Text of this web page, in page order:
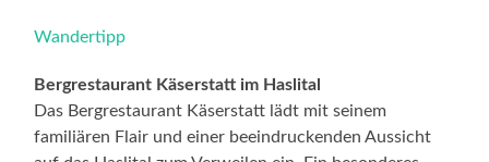
Wandertipp
Bergrestaurant Käserstatt im Haslital
Das Bergrestaurant Käserstatt lädt mit seinem
familiären Flair und einer beeindruckenden Aussicht